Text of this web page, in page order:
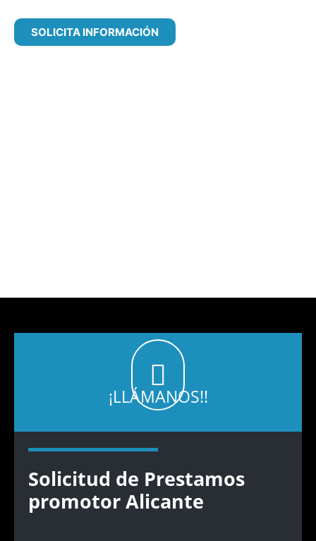
SOLICITA INFORMACIÓN
¡LLÁMANOS!!
Solicitud de Prestamos
promotor Alicante